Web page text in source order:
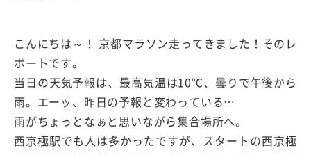
こんにちは～！ 京都マラソン走ってきました！そのレ
ポートです。
当日の天気予報は、最高気温は10℃、曇りで午後から
雨。エーッ、昨日の予報と変わっている…
雨がちょっとなぁと思いながら集合場所へ。
西京極駅でも人は多かったですが、スタートの西京極